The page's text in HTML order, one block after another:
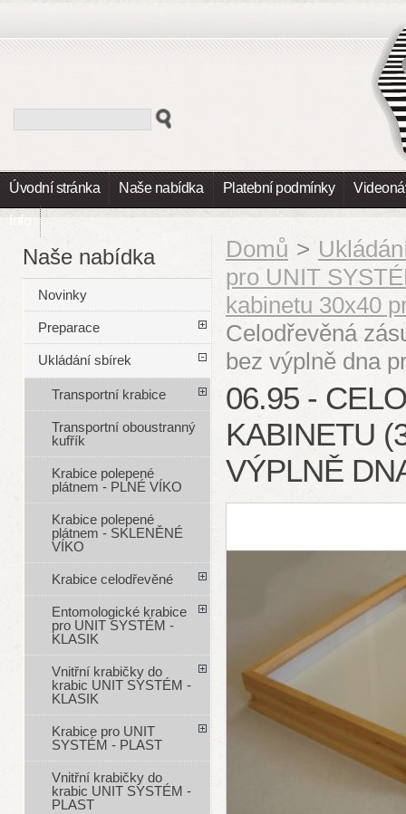
Úvodní stránka Naše nabídka Platební podmínky
Info
Domů >
pro UNIT
kabinetu 30x40
Celodřevěná
bez výplně dna
06.95 -
KABINETU
VÝPLNĚ
Naše nabídka
Novinky
Preparace
Ukládání sbírek
Transportní krabice
Transportní oboustranný
kufřík
Krabice polepené
plátnem - PLNÉ VÍKO
Krabice polepené
plátnem - SKLENĚNÉ
VÍKO
Krabice celodřevěné
Entomologické krabice
pro UNIT SYSTÉM -
KLASIK
Vnitřní krabičky do
krabic UNIT SYSTÉM -
KLASIK
Krabice pro UNIT
SYSTÉM - PLAST
Vnitřní krabičky do
krabic UNIT SYSTÉM -
PLAST